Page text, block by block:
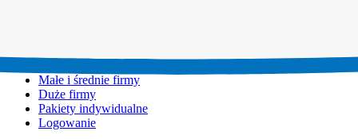
Małe i średnie firmy
Duże firmy
Pakiety indywidualne
Logowanie